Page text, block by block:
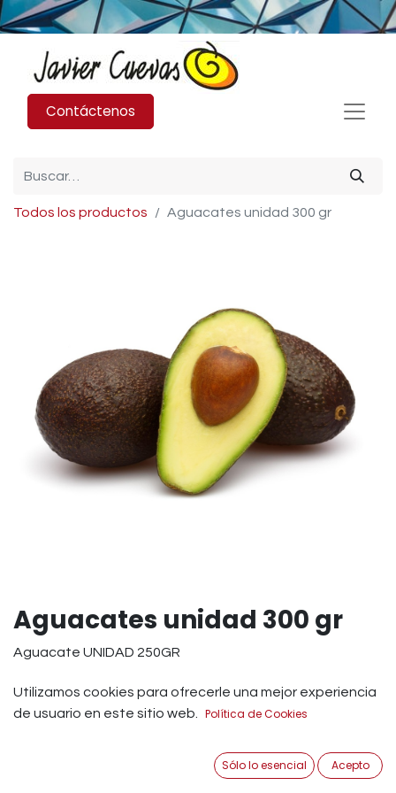
Contáctenos
Todos los productos Aguacates unidad 300 gr
Aguacates unidad 300 gr
Aguacate UNIDAD 250GR
1,25€ IVA Incluido
Añadir a Carrito
Utilizamos cookies para ofrecerle una mejor experiencia
de usuario en este sitio web. Política de Cookies
Sólo lo esencial Acepto